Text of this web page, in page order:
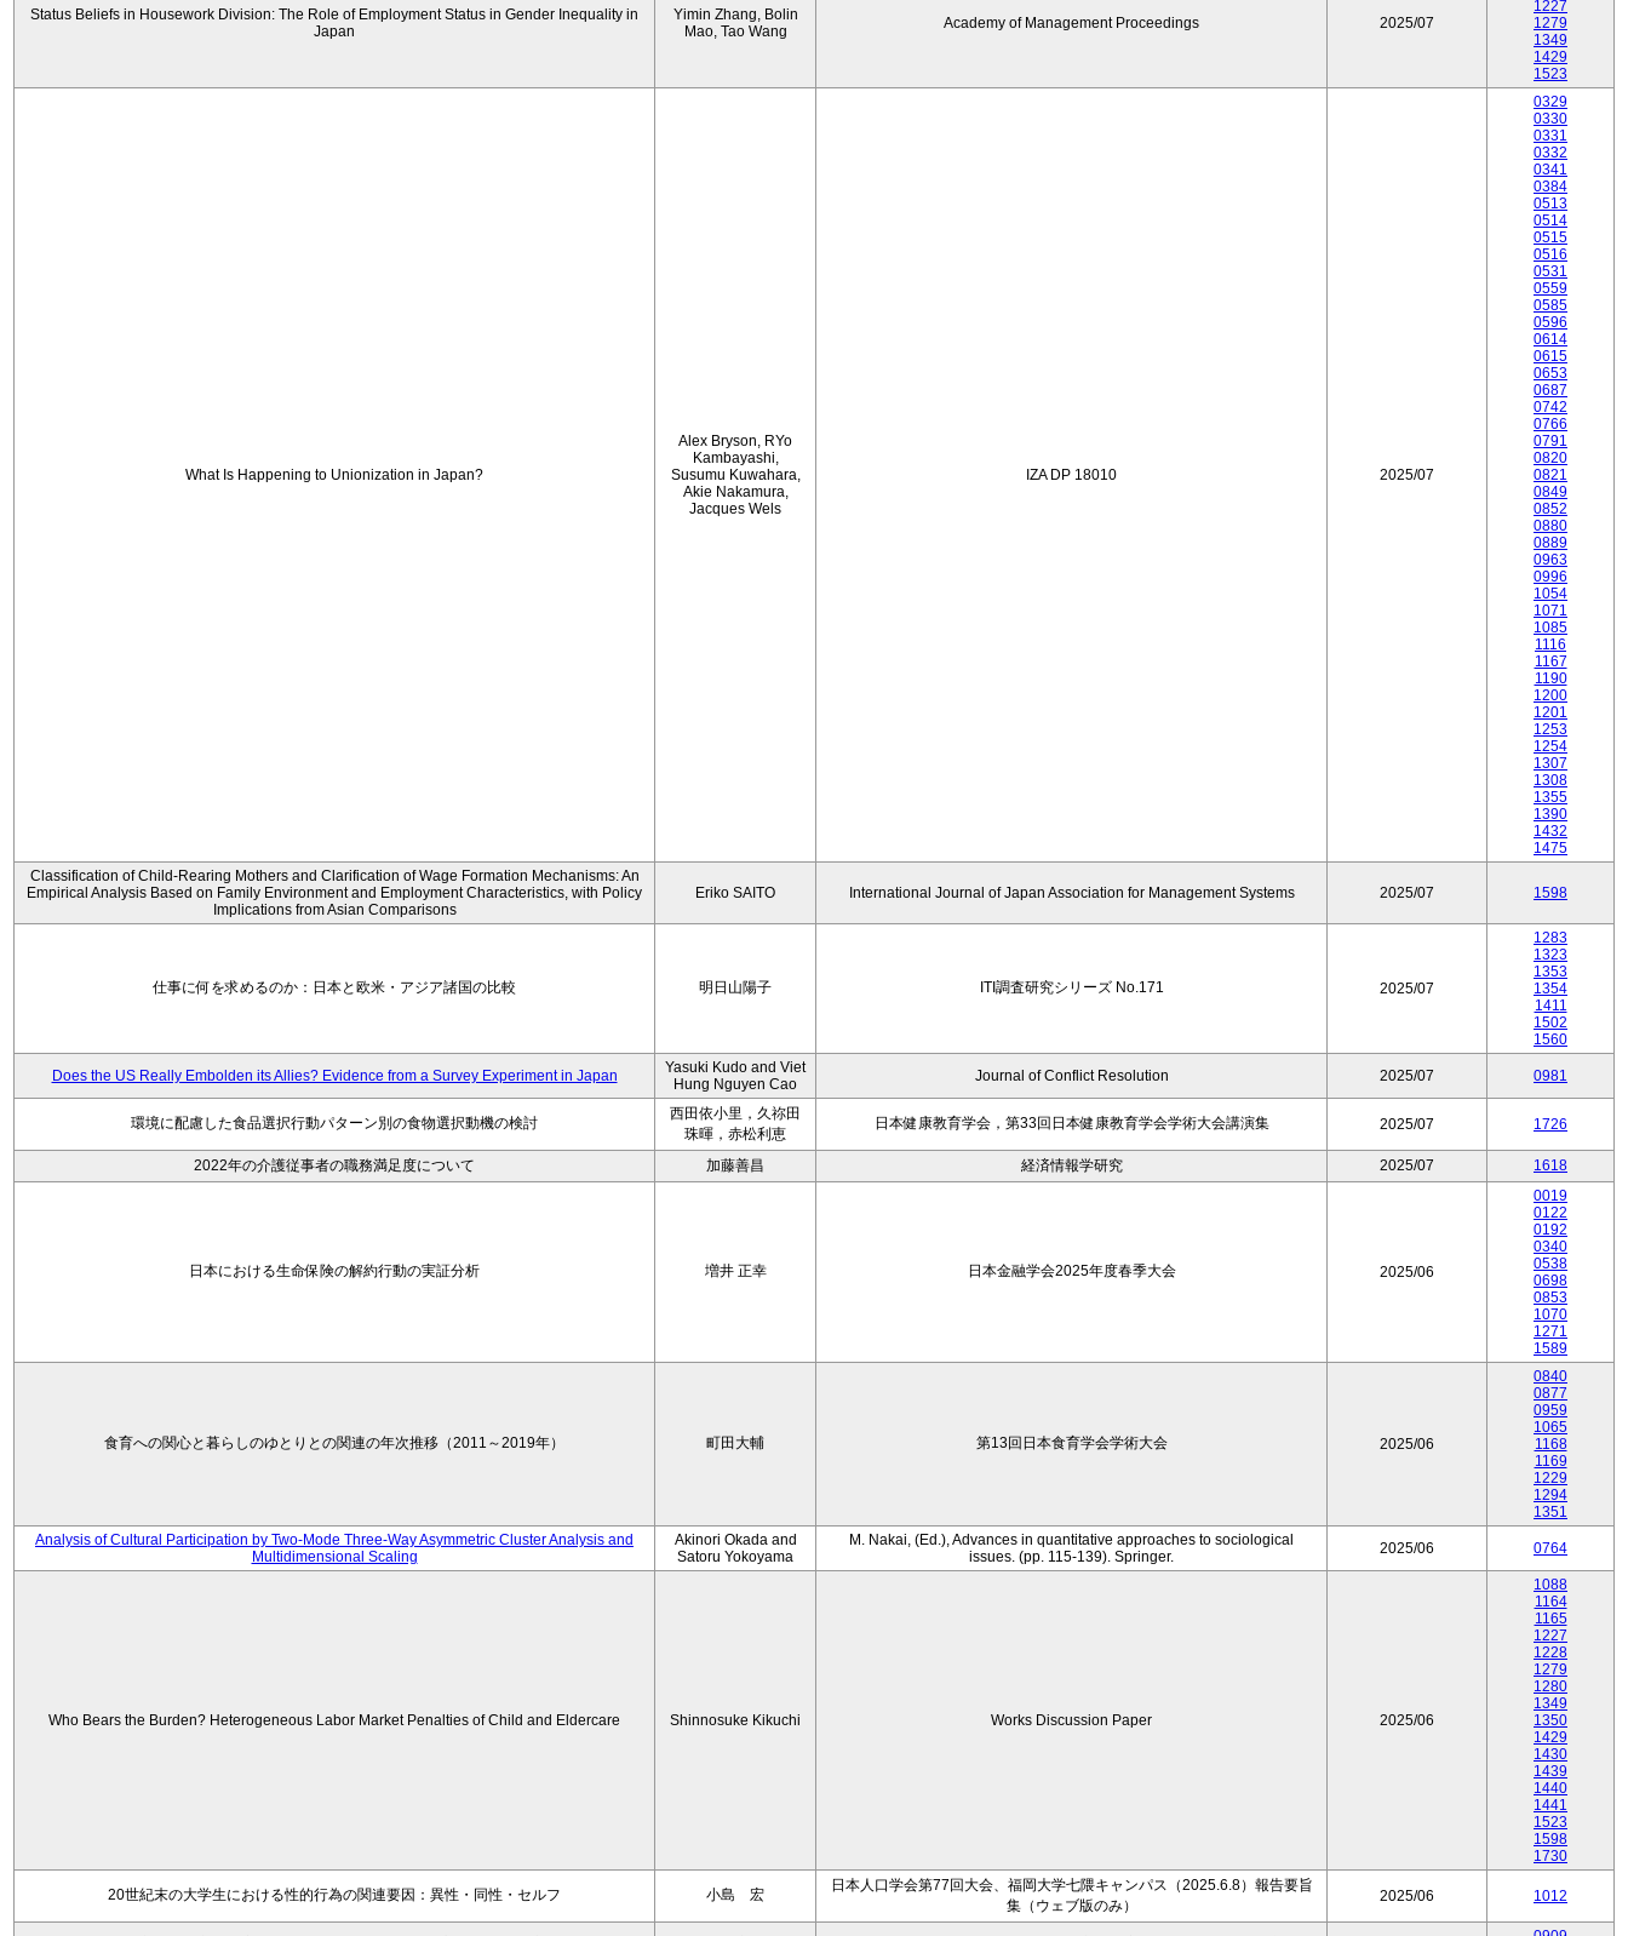
Status Beliefs in Housework Division: The Role of Employment Status in Gender Inequality in
Japan
Yimin Zhang, Bolin
Mao, Tao Wang
Academy of Management Proceedings 2025/07
1227
1279
1349
1429
1523
What Is Happening to Unionization in Japan?
Alex Bryson, RYo
Kambayashi,
Susumu Kuwahara,
Akie Nakamura,
Jacques Wels
IZA DP 18010 2025/07
0329
0330
0331
0332
0341
0384
0513
0514
0515
0516
0531
0559
0585
0596
0614
0615
0653
0687
0742
0766
0791
0820
0821
0849
0852
0880
0889
0963
0996
1054
1071
1085
1116
1167
1190
1200
1201
1253
1254
1307
1308
1355
1390
1432
1475
Classification of Child-Rearing Mothers and Clarification of Wage Formation Mechanisms: An
Empirical Analysis Based on Family Environment and Employment Characteristics, with Policy
Implications from Asian Comparisons
Eriko SAITO International Journal of Japan Association for Management Systems 2025/07 1598
仕事に何を求めるのか：日本と欧米・アジア諸国の比較 明日山陽子 ITI調査研究シリーズ No.171 2025/07
1283
1323
1353
1354
1411
1502
1560
Does the US Really Embolden its Allies? Evidence from a Survey Experiment in Japan
Yasuki Kudo and Viet
Hung Nguyen Cao
Journal of Conflict Resolution 2025/07 0981
環境に配慮した食品選択行動パターン別の食物選択動機の検討
西田依小里，久祢田
珠暉，赤松利恵
日本健康教育学会，第33回日本健康教育学会学術大会講演集 2025/07 1726
2022年の介護従事者の職務満足度について 加藤善昌 経済情報学研究 2025/07 1618
日本における生命保険の解約行動の実証分析 増井 正幸 日本金融学会2025年度春季大会 2025/06
0019
0122
0192
0340
0538
0698
0853
1070
1271
1589
食育への関心と暮らしのゆとりとの関連の年次推移（2011～2019年） 町田大輔 第13回日本食育学会学術大会 2025/06
0840
0877
0959
1065
1168
1169
1229
1294
1351
Analysis of Cultural Participation by Two-Mode Three-Way Asymmetric Cluster Analysis and
Multidimensional Scaling
Akinori Okada and
Satoru Yokoyama
M. Nakai, (Ed.), Advances in quantitative approaches to sociological
issues. (pp. 115-139). Springer.
2025/06 0764
Who Bears the Burden? Heterogeneous Labor Market Penalties of Child and Eldercare Shinnosuke Kikuchi Works Discussion Paper 2025/06
1088
1164
1165
1227
1228
1279
1280
1349
1350
1429
1430
1439
1440
1441
1523
1598
1730
20世紀末の大学生における性的行為の関連要因：異性・同性・セルフ 小島 宏
日本人口学会第77回大会、福岡大学七隈キャンパス（2025.6.8）報告要旨
集（ウェブ版のみ）
2025/06 1012